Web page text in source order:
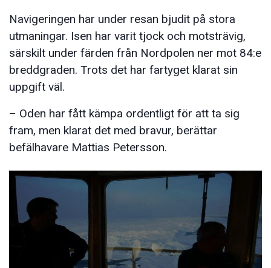
Navigeringen har under resan bjudit på stora
utmaningar. Isen har varit tjock och motsträvig,
särskilt under färden från Nordpolen ner mot 84:e
breddgraden. Trots det har fartyget klarat sin
uppgift väl.
– Oden har fått kämpa ordentligt för att ta sig
fram, men klarat det med bravur, berättar
befälhavare Mattias Petersson.